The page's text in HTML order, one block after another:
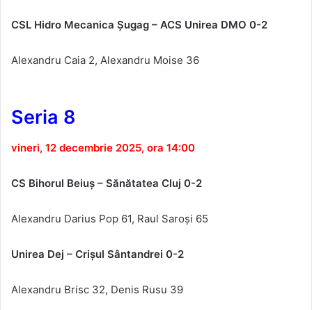
CSL Hidro Mecanica Șugag – ACS Unirea DMO 0-2
Alexandru Caia 2, Alexandru Moise 36
Seria 8
vineri, 12 decembrie 2025, ora 14:00
CS Bihorul Beiuş – Sănătatea Cluj 0-2
Alexandru Darius Pop 61, Raul Saroși 65
Unirea Dej – Crişul Sântandrei 0-2
Alexandru Brisc 32, Denis Rusu 39